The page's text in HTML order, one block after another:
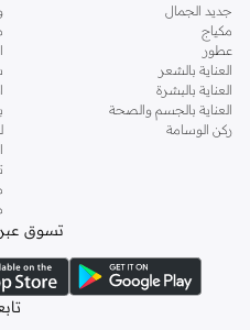
جديد الجمال
مكياج
عطور
العناية بالشعر
العناية بالبشرة
العناية بالجسم والصحة
ركن الوسامة
تسوق